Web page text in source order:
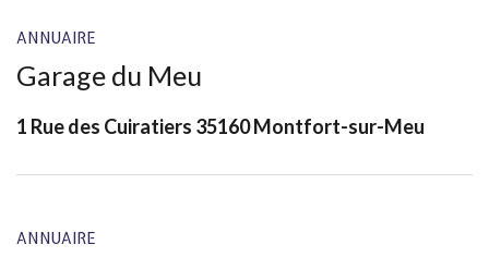
ANNUAIRE
Garage du Meu
1 Rue des Cuiratiers 35160 Montfort-sur-Meu
ANNUAIRE